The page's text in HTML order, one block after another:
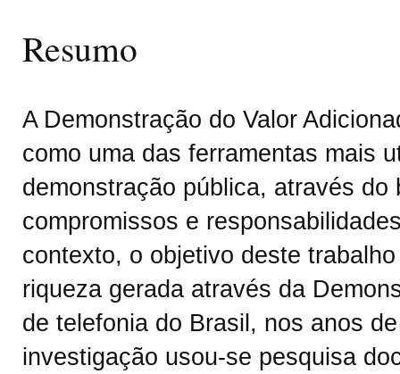
Resumo
A Demonstração do Valor
como uma das ferramentas mais
demonstração pública, através
compromissos e
contexto, o objetivo deste
riqueza gerada através da
de telefonia do Brasil, nos anos
investigação usou-se pesquisa